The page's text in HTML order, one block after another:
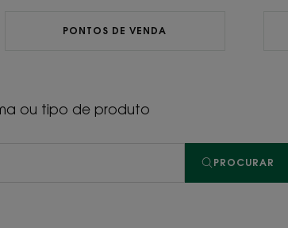
PONTOS DE VENDA
ou tipo de produto
PROCURAR